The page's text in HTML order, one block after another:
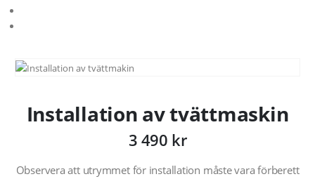
Installation av tvättmaskin
3 490 kr
Observera att utrymmet för installation måste vara förberett